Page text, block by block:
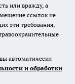
или вражду, а
ссылок не
эти требования,
автоматически
и обработки